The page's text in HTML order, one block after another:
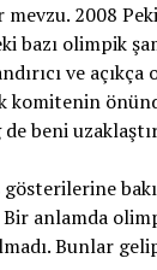
2008
bazı olimpik
ve
komitenin
beni
gösterilerine
anlamda
Bunlar